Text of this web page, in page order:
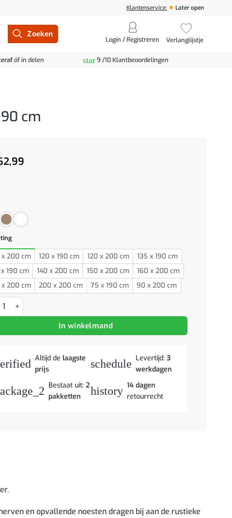
Klantenservice: Later open
Login / Registreren Verlanglijstje
óf in delen star9 /10 Klantbeoordelingen
cm
x 200 cm 120 x 190 cm 120 x 200 cm
135 x 190 cm
190 cm
140 x 200 cm 150 x 200 cm
160 x 200 cm
x 200 cm
200 x 200 cm 75 x 190 cm
90 x 200 cm
boekenkast zonder matras grenenhout wasbruin 75x190 cm aantal
In winkelmand
Altijd de laagste
prijs
schedule Levertijd:3
werkdagen
Bestaat uit: 2
pakketten
history 14 dagen
retourrecht
en opvallende noesten dragen bij aan de rustieke